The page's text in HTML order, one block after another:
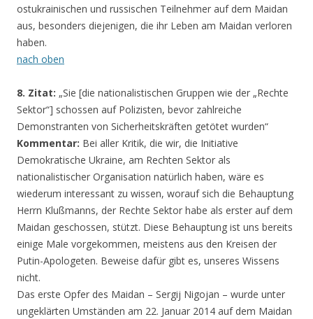
ostukrainischen und russischen Teilnehmer auf dem Maidan
aus, besonders diejenigen, die ihr Leben am Maidan verloren
haben.
nach oben
8. Zitat: „Sie [die nationalistischen Gruppen wie der „Rechte
Sektor“] schossen auf Polizisten, bevor zahlreiche
Demonstranten von Sicherheitskräften getötet wurden“
Kommentar: Bei aller Kritik, die wir, die Initiative
Demokratische Ukraine, am Rechten Sektor als
nationalistischer Organisation natürlich haben, wäre es
wiederum interessant zu wissen, worauf sich die Behauptung
Herrn Klußmanns, der Rechte Sektor habe als erster auf dem
Maidan geschossen, stützt. Diese Behauptung ist uns bereits
einige Male vorgekommen, meistens aus den Kreisen der
Putin-Apologeten. Beweise dafür gibt es, unseres Wissens
nicht.
Das erste Opfer des Maidan – Sergij Nigojan – wurde unter
ungeklärten Umständen am 22. Januar 2014 auf dem Maidan